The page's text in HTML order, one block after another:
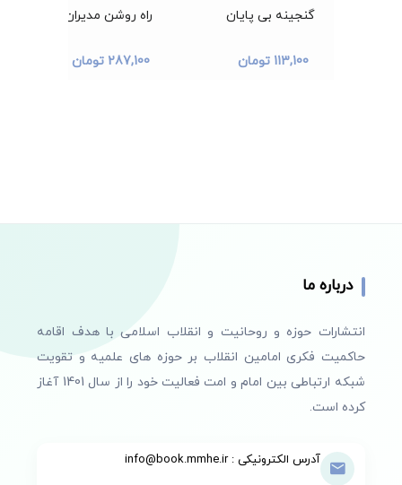
گنجینه بی پایان
113,100 تومان
راه روشن مدیران
287,100 تومان
درباره ما
انتشارات حوزه و روحانیت و انقلاب اسلامی با هدف اقامه
حاکمیت فکری امامین انقلاب بر حوزه های علمیه و تقویت
شبکه ارتباطی بین امام و امت فعالیت خود را از سال 1401 آغاز
کرده است.
آدرس الکترونیکی : info@book.mmhe.ir